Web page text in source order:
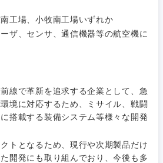
工場、小牧南工場いずれか
ザ、センサ、通信機器等の航空機に
線で革新を追求する企業として、急
境に対応するため、ミサイル、戦闘
搭載する装備システム等様々な開発
トとなるため、現行や次期製品だけ
開発にも取り組んでおり、今後も多